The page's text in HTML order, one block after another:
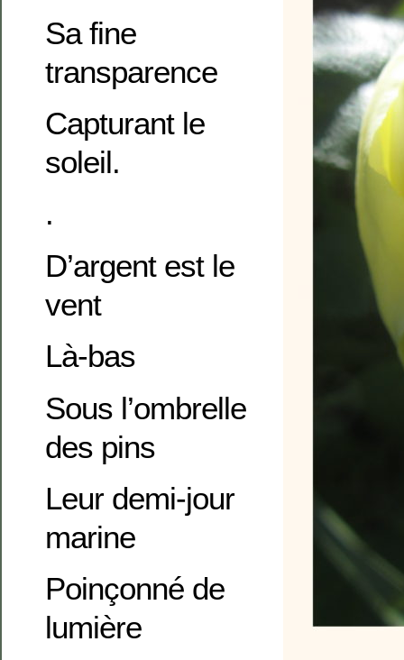
Sa fine
transparence
Capturant le
soleil.
.
D’argent est le
vent
Là-bas
Sous l’ombrelle
des pins
Leur demi-jour
marine
Poinçonné de
lumière